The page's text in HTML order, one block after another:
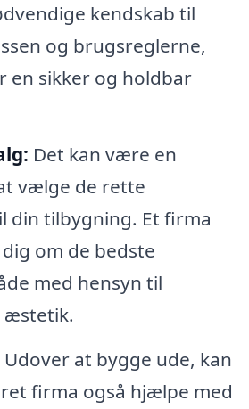
kendskab til
og brugsreglerne,
en sikker og holdbar
Det kan være en
vælge de rette
din tilbygning. Et firma
om de bedste
med hensyn til
æstetik.
Udover at bygge ude, kan
firma også hjælpe med